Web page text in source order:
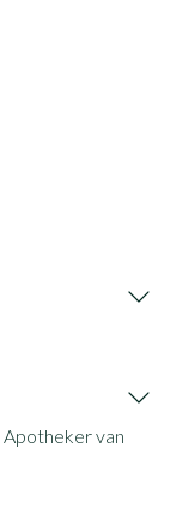
Apotheker van